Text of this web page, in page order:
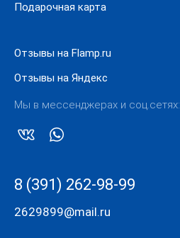
Подарочная карта
Отзывы на Flamp.ru
Отзывы на Яндекс
Мы в мессенджерах и соц.сетях:
8 (391) 262-98-99
2629899@mail.ru